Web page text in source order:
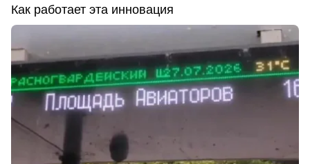
Как работает эта инновация